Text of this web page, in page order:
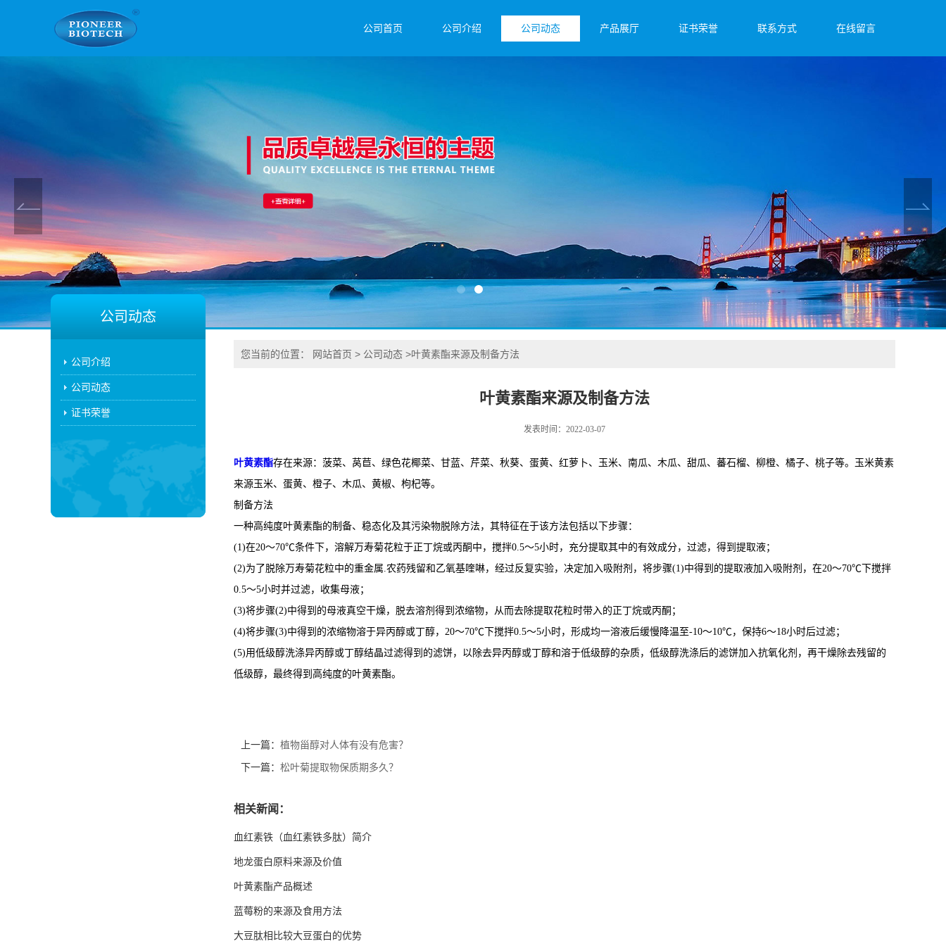
公司首页 公司介绍 公司动态 产品展厅 证书荣誉 联系方式 在线留言
公司动态
公司介绍
公司动态
证书荣誉
您当前的位置： 网站首页 > 公司动态 >叶黄素酯来源及制备方法
叶黄素酯来源及制备方法
发表时间：2022-03-07
叶黄素酯存在来源：菠菜、莴苣、绿色花椰菜、甘蓝、芹菜、秋葵、蛋黄、红萝卜、玉米、南瓜、木瓜、甜瓜、蕃石榴、柳橙、橘子、桃子等。玉米黄素
来源玉米、蛋黄、橙子、木瓜、黄椒、枸杞等。
制备方法
一种高纯度叶黄素酯的制备、稳态化及其污染物脱除方法，其特征在于该方法包括以下步骤：
(1)在20～70℃条件下，溶解万寿菊花粒于正丁烷或丙酮中，搅拌0.5～5小时，充分提取其中的有效成分，过滤，得到提取液；
(2)为了脱除万寿菊花粒中的重金属.农药残留和乙氧基喹啉，经过反复实验，决定加入吸附剂，将步骤(1)中得到的提取液加入吸附剂，在20～70℃下搅拌
0.5～5小时并过滤，收集母液；
(3)将步骤(2)中得到的母液真空干燥，脱去溶剂得到浓缩物，从而去除提取花粒时带入的正丁烷或丙酮；
(4)将步骤(3)中得到的浓缩物溶于异丙醇或丁醇，20～70℃下搅拌0.5～5小时，形成均一溶液后缓慢降温至-10～10℃，保持6～18小时后过滤；
(5)用低级醇洗涤异丙醇或丁醇结晶过滤得到的滤饼，以除去异丙醇或丁醇和溶于低级醇的杂质，低级醇洗涤后的滤饼加入抗氧化剂，再干燥除去残留的
低级醇，最终得到高纯度的叶黄素酯。
上一篇： 植物甾醇对人体有没有危害？
下一篇： 松叶菊提取物保质期多久？
相关新闻：
血红素铁（血红素铁多肽）简介
地龙蛋白原料来源及价值
叶黄素酯产品概述
蓝莓粉的来源及食用方法
大豆肽相比较大豆蛋白的优势